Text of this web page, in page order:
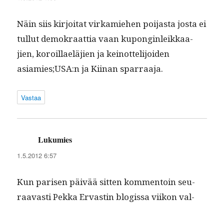
Näin siis kir­joi­tat virkamiehen poi­jas­ta jos­ta ei
tul­lut demokraat­tia vaan kupongin­leikkaa­
jien, koroil­laeläjien ja keinot­telijoiden
asiamies;USA:n ja Kiinan sparraaja.
Vastaa
Lukumies
1.5.2012 6:57
Kun parisen päivää sit­ten kom­men­toin seu­
raavasti Pekka Ervastin blo­gis­sa viikon val­